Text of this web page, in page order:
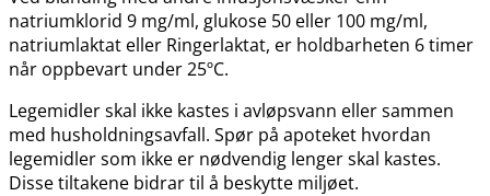
natriumklorid 9 mg​/​ml, glukose 50 eller 100 mg​/​ml,
natriumlaktat eller Ringerlaktat, er holdbarheten 6 timer
når oppbevart under 25ºC.
Legemidler skal ikke kastes i avløpsvann eller sammen
med husholdningsavfall. Spør på apoteket hvordan
legemidler som ikke er nødvendig lenger skal kastes.
Disse tiltakene bidrar til å beskytte miljøet.